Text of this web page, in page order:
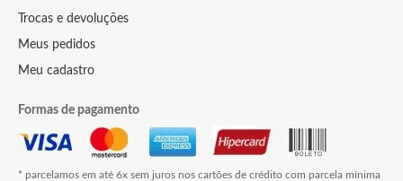
Trocas e devoluções
Meus pedidos
Meu cadastro
Formas de pagamento
* parcelamos em até 6x sem juros nos cartões de crédito com parcela mínima